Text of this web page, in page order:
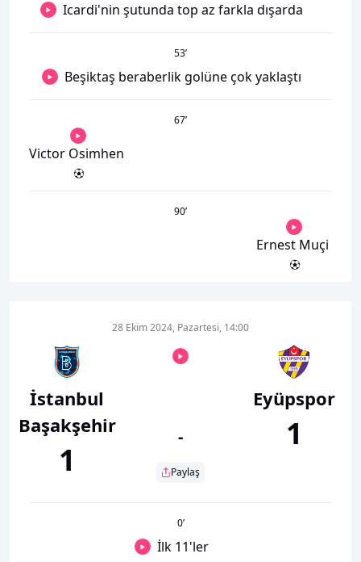
Icardi'nin şutunda top az farkla dışarda
53’
Beşiktaş beraberlik golüne çok yaklaştı
67’
Victor Osimhen
90’
Ernest Muçi
İstanbul
Başakşehir
1
28 Ekim 2024, Pazartesi, 14:00
-
Paylaş
Eyüpspor
1
0’
İlk 11'ler